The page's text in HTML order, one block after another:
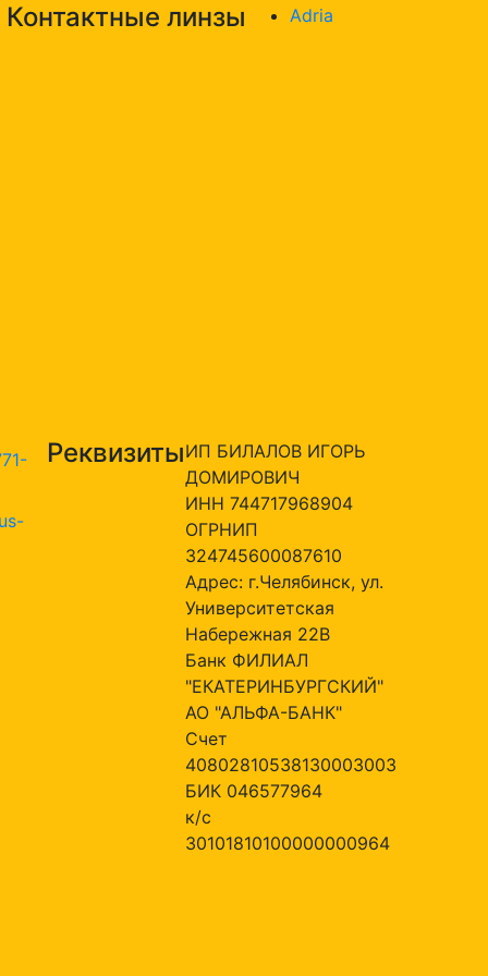
Контактные линзы Adria
РеквизитыИП БИЛАЛОВ ИГОРЬ
ДОМИРОВИЧ
ИНН 744717968904
ОГРНИП
324745600087610
Адрес: г.Челябинск, ул.
Университетская
Набережная 22В
Банк ФИЛИАЛ
"ЕКАТЕРИНБУРГСКИЙ"
АО "АЛЬФА-БАНК"
Счет
40802810538130003003
БИК 046577964
к/с
30101810100000000964